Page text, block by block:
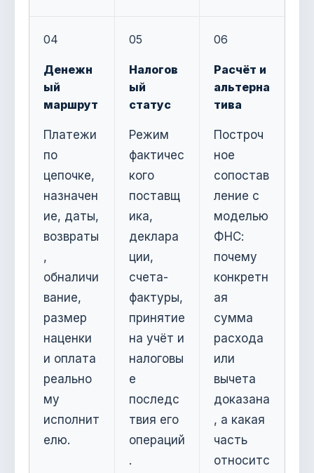
04
Денежн
ый
маршрут
Платежи
по
цепочке,
назначен
ие, даты,
возвраты
,
обналичи
вание,
размер
наценки
и оплата
реально
му
исполнит
елю.
05
Налогов
ый
статус
Режим
фактичес
кого
поставщ
ика,
деклара
ции,
счета-
фактуры,
принятие
на учёт и
налоговы
е
последс
твия его
операций
.
06
Расчёт и
альтерна
тива
Построч
ное
сопостав
ление с
моделью
ФНС:
почему
конкретн
ая
сумма
расхода
или
вычета
доказана
, а какая
часть
относитс